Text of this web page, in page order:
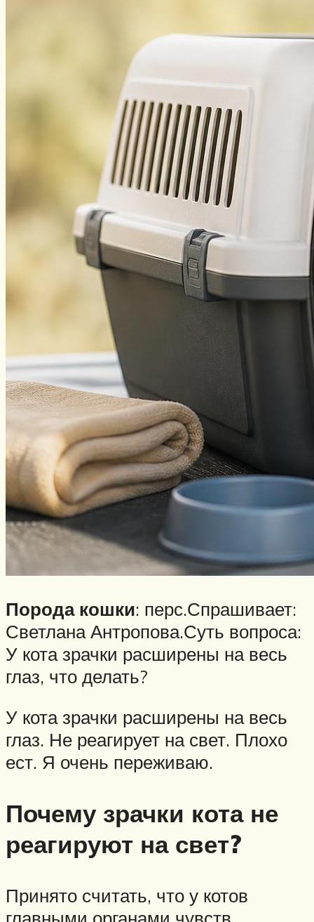
Порода кошки: перс.Спрашивает:
Светлана Антропова.Суть вопроса:
У кота зрачки расширены на весь
глаз, что делать?
У кота зрачки расширены на весь
глаз. Не реагирует на свет. Плохо
ест. Я очень переживаю.
Почему зрачки кота не
реагируют на свет?
Принято считать, что у котов